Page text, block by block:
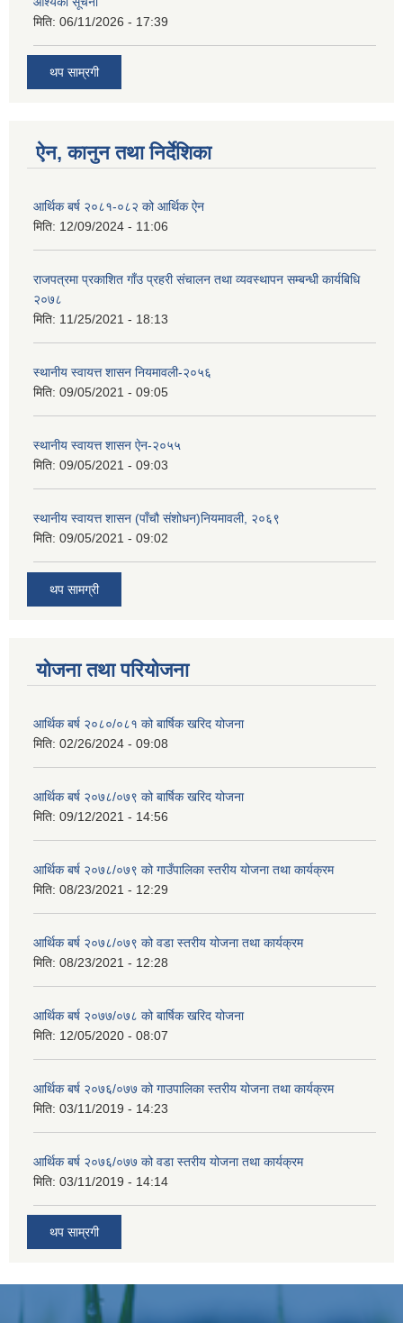
मिति: 06/11/2026 - 17:39
थप साम्रगी
ऐन, कानुन तथा निर्देशिका
आर्थिक बर्ष २०८१-०८२ को आर्थिक ऐन
मिति: 12/09/2024 - 11:06
राजपत्रमा प्रकाशित गाँउ प्रहरी संचालन तथा व्यवस्थापन सम्बन्धी कार्यबिधि
२०७८
मिति: 11/25/2021 - 18:13
स्थानीय स्वायत्त शासन नियमावली-२०५६
मिति: 09/05/2021 - 09:05
स्थानीय स्वायत्त शासन ए‍ेन-२०५५
मिति: 09/05/2021 - 09:03
स्थानीय स्वायत्त शासन (पाँचौ संशोधन)नियमावली, २०६९
मिति: 09/05/2021 - 09:02
थप सामग्री
योजना तथा परियोजना
आर्थिक बर्ष २०८०/०८१ को बार्षिक खरिद योजना
मिति: 02/26/2024 - 09:08
आर्थिक बर्ष २०७८/०७९ को बार्षिक खरिद योजना
मिति: 09/12/2021 - 14:56
आर्थिक बर्ष २०७८/०७९ को गाउँपालिका स्तरीय योजना तथा कार्यक्रम
मिति: 08/23/2021 - 12:29
आर्थिक बर्ष २०७८/०७९ को वडा स्तरीय योजना तथा कार्यक्रम
मिति: 08/23/2021 - 12:28
आर्थिक बर्ष २०७७/०७८ को बार्षिक खरिद योजना
मिति: 12/05/2020 - 08:07
आर्थिक बर्ष २०७६/०७७ को गाउपालिका स्तरीय योजना तथा कार्यक्रम
मिति: 03/11/2019 - 14:23
आर्थिक बर्ष २०७६/०७७ को वडा स्तरीय योजना तथा कार्यक्रम
मिति: 03/11/2019 - 14:14
थप साम्रगी